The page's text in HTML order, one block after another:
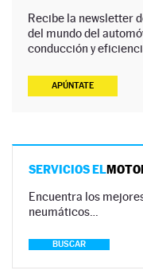
Recibe la newsletter
del mundo del
conducción y
APÚNTATE
SERVICIOS EL
Encuentra los
neumáticos…
BUSCAR